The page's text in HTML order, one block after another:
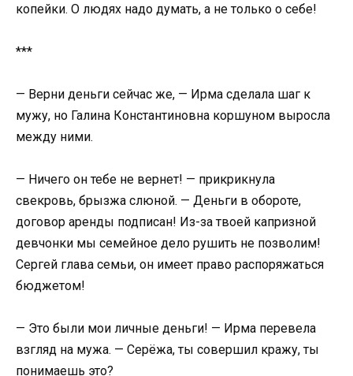
копейки. О людях надо думать, а не только о себе!
***
— Верни деньги сейчас же, — Ирма сделала шаг к
мужу, но Галина Константиновна коршуном выросла
между ними.
— Ничего он тебе не вернет! — прикрикнула
свекровь, брызжа слюной. — Деньги в обороте,
договор аренды подписан! Из-за твоей капризной
девчонки мы семейное дело рушить не позволим!
Сергей глава семьи, он имеет право распоряжаться
бюджетом!
— Это были мои личные деньги! — Ирма перевела
взгляд на мужа. — Серёжа, ты совершил кражу, ты
понимаешь это?